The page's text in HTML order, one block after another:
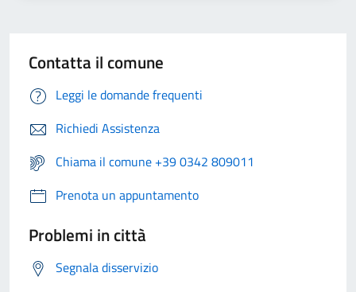
Contatta il comune
Leggi le domande frequenti
Richiedi Assistenza
Chiama il comune +39 0342 809011
Prenota un appuntamento
Problemi in città
Segnala disservizio